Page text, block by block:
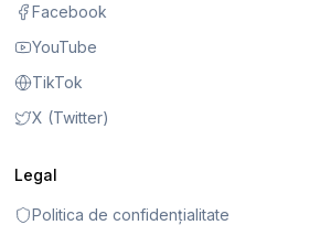
Facebook
YouTube
TikTok
X (Twitter)
Legal
Politica de confidențialitate